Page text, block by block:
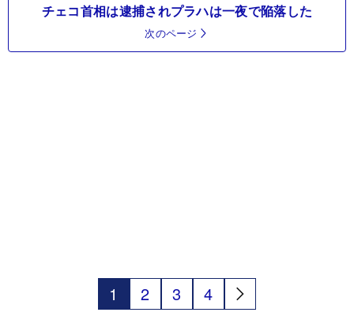
チェコ首相は逮捕されプラハは一夜で陥落した
次のページ
1 2 3 4